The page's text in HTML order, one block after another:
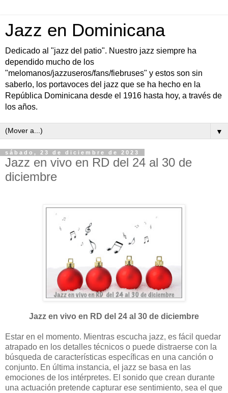
Jazz en Dominicana
Dedicado al "jazz del patio". Nuestro jazz siempre ha
dependido mucho de los
"melomanos/jazzuseros/fans/fiebruses" y estos son sin
saberlo, los portavoces del jazz que se ha hecho en la
República Dominicana desde el 1916 hasta hoy, a través de
los años.
▼
sábado, 23 de diciembre de 2023
Jazz en vivo en RD del 24 al 30 de
diciembre
Jazz en vivo en RD del 24 al 30 de diciembre
Estar en el momento. Mientras escucha jazz, es fácil quedar
atrapado en los detalles técnicos o puede distraerse con la
búsqueda de características específicas en una canción o
conjunto. En última instancia, el jazz se basa en las
emociones de los intérpretes. El sonido que crean durante
una actuación pretende capturar ese sentimiento, sea el que